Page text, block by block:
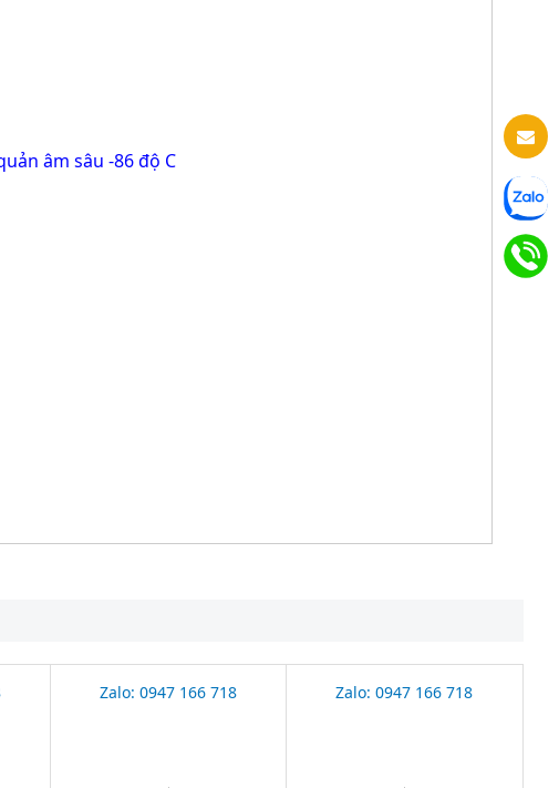
âm sâu -86 độ C
Zalo: 0947 166 718 Zalo: 0947 166 718